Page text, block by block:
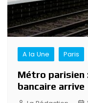
A la Une Paris
Métro parisien
bancaire arrive